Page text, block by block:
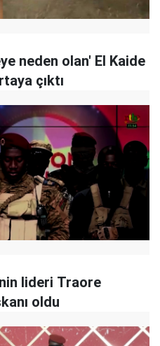
neden olan' El Kaide
çıktı
lideri Traore
oldu